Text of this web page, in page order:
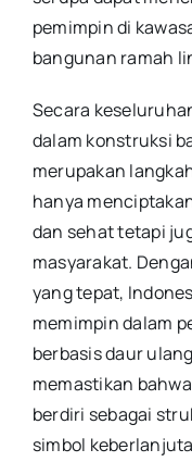
pemimpin di
bangunan ramah
Secara
dalam konstruksi
merupakan
hanya
dan sehat tetapi
masyarakat.
yang tepat,
memimpin dalam
berbasis daur
memastikan
berdiri sebagai
simbol